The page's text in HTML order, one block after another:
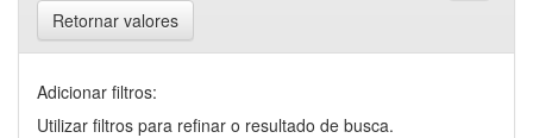
Retornar valores
Adicionar filtros:
Utilizar filtros para refinar o resultado de busca.